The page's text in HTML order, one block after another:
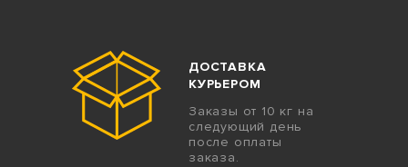
ДОСТАВКА
КУРЬЕРОМ
Заказы от 10 кг на
следующий день
после оплаты
заказа.